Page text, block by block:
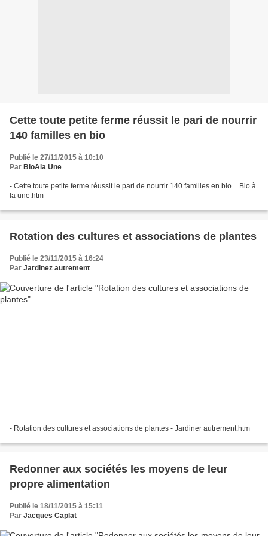
Cette toute petite ferme réussit le pari de nourrir
140 familles en bio
Publié le 27/11/2015 à 10:10
Par BioAla Une
- Cette toute petite ferme réussit le pari de nourrir 140 familles en bio _ Bio à
la une.htm
Rotation des cultures et associations de plantes
Publié le 23/11/2015 à 16:24
Par Jardinez autrement
- Rotation des cultures et associations de plantes - Jardiner autrement.htm
Redonner aux sociétés les moyens de leur
propre alimentation
Publié le 18/11/2015 à 15:11
Par Jacques Caplat